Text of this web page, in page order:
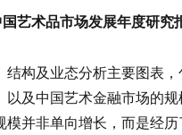
国艺术品市场发展年度研
结构及业态分析主要图表
以及中国艺术金融市场的
模并非单向增长，而是经